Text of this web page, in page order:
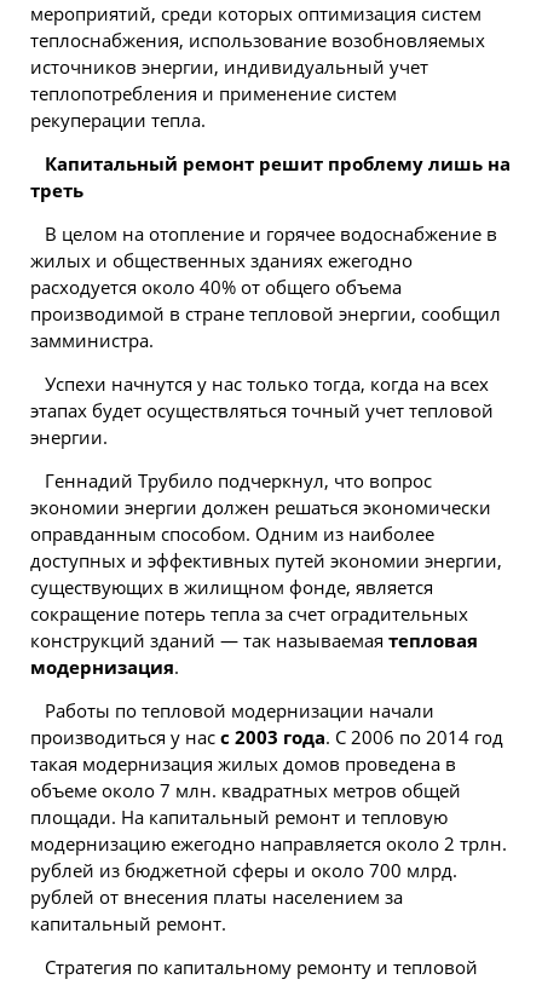
мероприятий, среди которых оптимизация систем
теплоснабжения, использование возобновляемых
источников энергии, индивидуальный учет
теплопотребления и применение систем
рекуперации тепла.
Капитальный ремонт решит проблему лишь на
треть
В целом на отопление и горячее водоснабжение в
жилых и общественных зданиях ежегодно
расходуется около 40% от общего объема
производимой в стране тепловой энергии, сообщил
замминистра.
Успехи начнутся у нас только тогда, когда на всех
этапах будет осуществляться точный учет тепловой
энергии.
Геннадий Трубило подчеркнул, что вопрос
экономии энергии должен решаться экономически
оправданным способом. Одним из наиболее
доступных и эффективных путей экономии энергии,
существующих в жилищном фонде, является
сокращение потерь тепла за счет оградительных
конструкций зданий — так называемая тепловая
модернизация.
Работы по тепловой модернизации начали
производиться у нас с 2003 года. С 2006 по 2014 год
такая модернизация жилых домов проведена в
объеме около 7 млн. квадратных метров общей
площади. На капитальный ремонт и тепловую
модернизацию ежегодно направляется около 2 трлн.
рублей из бюджетной сферы и около 700 млрд.
рублей от внесения платы населением за
капитальный ремонт.
Стратегия по капитальному ремонту и тепловой